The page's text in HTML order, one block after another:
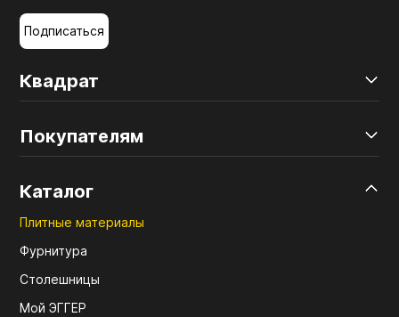
Квадрат
Покупателям
Каталог
Плитные материалы
Фурнитура
Столешницы
Мой ЭГГЕР
Подписаться